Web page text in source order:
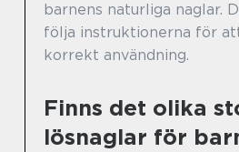
barnens naturliga naglar.
följa instruktionerna för
korrekt användning.
Finns det olika
lösnaglar för